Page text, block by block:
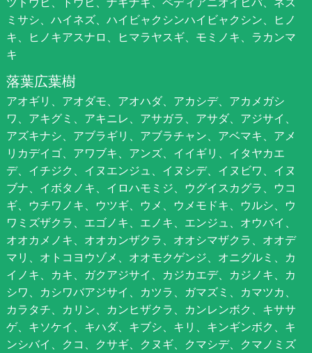
ミサシ、ハイネズ、ハイビャクシンハイビャクシン、ヒノ
キ、ヒノキアスナロ、ヒマラヤスギ、モミノキ、ラカンマ
キ
落葉広葉樹
アオギリ、アオダモ、アオハダ、アカシデ、アカメガシ
ワ、アキグミ、アキニレ、アサガラ、アサダ、アジサイ、
アズキナシ、アブラギリ、アブラチャン、アベマキ、アメ
リカデイゴ、アワブキ、アンズ、イイギリ、イタヤカエ
デ、イチジク、イヌエンジュ、イヌシデ、イヌビワ、イヌ
ブナ、イボタノキ、イロハモミジ、ウグイスカグラ、ウコ
ギ、ウチワノキ、ウツギ、ウメ、ウメモドキ、ウルシ、ウ
ワミズザクラ、エゴノキ、エノキ、エンジュ、オウバイ、
オオカメノキ、オオカンザクラ、オオシマザクラ、オオデ
マリ、オトコヨウゾメ、オオモクゲンジ、オニグルミ、カ
イノキ、カキ、ガクアジサイ、カジカエデ、カジノキ、カ
シワ、カシワバアジサイ、カツラ、ガマズミ、カマツカ、
カラタチ、カリン、カンヒザクラ、カンレンボク、キササ
ゲ、キソケイ、キハダ、キブシ、キリ、キンギンボク、キ
ンシバイ、クコ、クサギ、クヌギ、クマシデ、クマノミズ